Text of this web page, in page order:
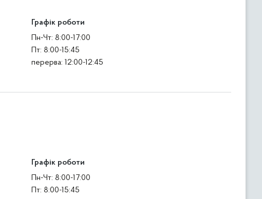
Графік роботи
Пн-Чт: 8:00-17:00
Пт: 8:00-15:45
перерва: 12:00-12:45
Графік роботи
Пн-Чт: 8:00-17:00
Пт: 8:00-15:45